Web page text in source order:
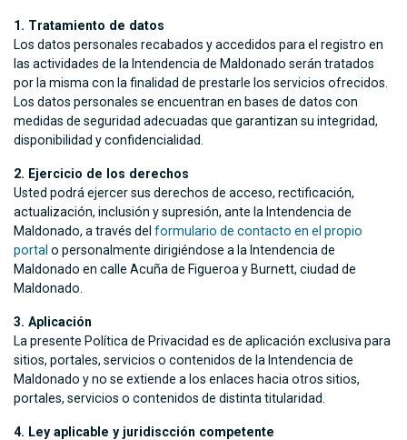
1. Tratamiento de datos
Los datos personales recabados y accedidos para el registro en
las actividades de la Intendencia de Maldonado serán tratados
por la misma con la finalidad de prestarle los servicios ofrecidos.
Los datos personales se encuentran en bases de datos con
medidas de seguridad adecuadas que garantizan su integridad,
disponibilidad y confidencialidad.
2. Ejercicio de los derechos
Usted podrá ejercer sus derechos de acceso, rectificación,
actualización, inclusión y supresión, ante la Intendencia de
Maldonado, a través del formulario de contacto en el propio
portal o personalmente dirigiéndose a la Intendencia de
Maldonado en calle Acuña de Figueroa y Burnett, ciudad de
Maldonado.
3. Aplicación
La presente Política de Privacidad es de aplicación exclusiva para
sitios, portales, servicios o contenidos de la Intendencia de
Maldonado y no se extiende a los enlaces hacia otros sitios,
portales, servicios o contenidos de distinta titularidad.
4. Ley aplicable y juridiscción competente